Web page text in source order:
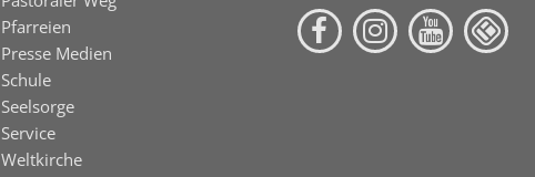
Pfarreien
Presse Medien
Schule
Seelsorge
Service
Weltkirche